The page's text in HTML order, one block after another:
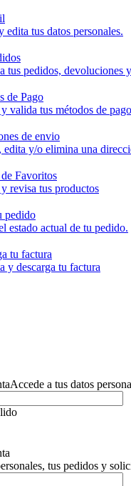
edita tus datos personales.
tus pedidos, devoluciones
de Pago
valida tus métodos de
de envio
edita y/o elimina una
Favoritos
revisa tus productos
pedido
estado actual de tu pedido.
tu factura
y descarga tu factura
Accede a tus datos
tus pedidos y